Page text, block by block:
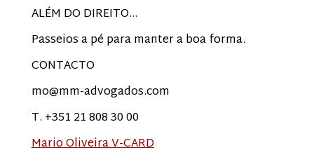
ALÉM DO DIREITO…
Passeios a pé para manter a boa forma.
CONTACTO
mo@mm-advogados.com
T. +351 21 808 30 00
Mario Oliveira V-CARD